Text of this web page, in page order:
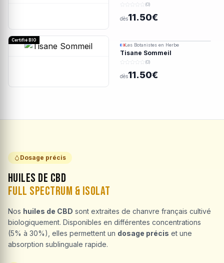
(0)
dès11.50€
Certifié BIO
Les Botanistes en Herbe
Tisane Sommeil
(0)
dès11.50€
Dosage précis
Huiles de CBD
Full Spectrum & Isolat
Nos huiles de CBD sont extraites de chanvre français cultivé
biologiquement. Disponibles en différentes concentrations
(5% à 30%), elles permettent un dosage précis et une
absorption sublinguale rapide.